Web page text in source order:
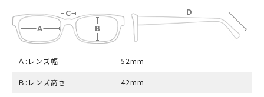
Ａ:レンズ幅 52mm
Ｂ:レンズ高さ 42mm